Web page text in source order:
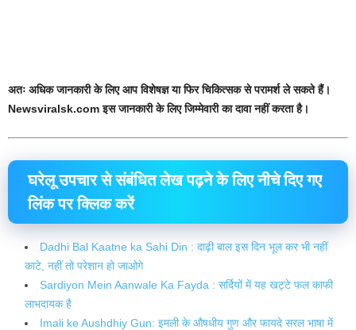
अतः अधिक जानकारी के लिए आप विशेषज्ञ या फिर चिकित्सक से परामर्श ले सकते हैं।
Newsviralsk.com इस जानकारी के लिए जिम्मेवारी का दावा नहीं करता है।
घरेलू उपचार से संबंधित लेख पढ़ने के लिए नीचे दिए गए
लिंक पर क्लिक करें
Dadhi Bal Kaatne ka Sahi Din : दाढ़ी बाल इस दिन भूल कर भी नहीं
काटे, नहीं तो परेशान हो जाओगे
Sardiyon Mein Aanwale Ka Fayda : सर्दियों में यह खट्टे फल काफी
लाभदायक है
Imali ke Aushdhiy Gun: इमली के औषधीय गुण और फायदे सरल भाषा में